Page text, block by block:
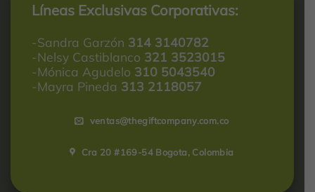
Líneas Exclusivas Corporativas:
-Sandra Garzón 314 3140782
-Nelsy Castiblanco 321 3523015
-Mónica Agudelo 310 5043540
-Mayra Pineda 313 2118057
ventas@thegiftcompany.com.co
Cra 20 #169-54 Bogota, Colombia